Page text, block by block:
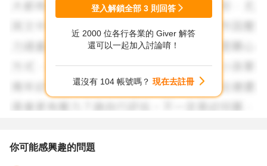
登入解鎖全部 3 則回答
近 2000 位各行各業的 Giver 解答
還可以一起加入討論唷！
還沒有 104 帳號嗎？ 現在去註冊
你可能感興趣的問題